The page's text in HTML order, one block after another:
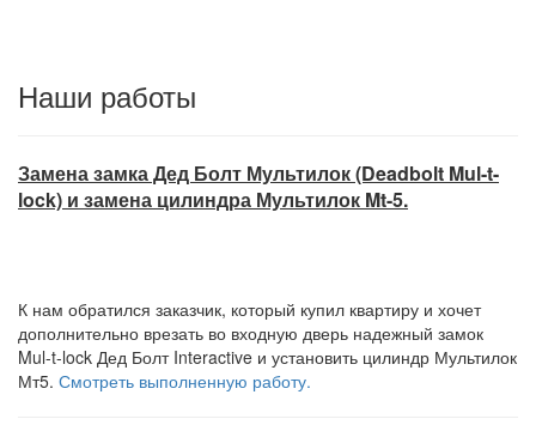
Наши работы
Замена замка Дед Болт Мультилок (Deadbolt Mul-t-
lock) и замена цилиндра Мультилок Mt-5.
К нам обратился заказчик, который купил квартиру и хочет
дополнительно врезать во входную дверь надежный замок
Mul-t-lock Дед Болт Interactive и установить цилиндр Мультилок
Мт5. Смотреть выполненную работу.